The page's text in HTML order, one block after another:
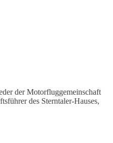
der Motorfluggemeinschaft
des Sterntaler-Hauses,